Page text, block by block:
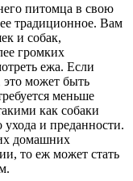
питомца в свою
традиционное. Вам
и собак,
громких
ежа. Если
может быть
меньше
как собаки
и преданности.
домашних
то еж может стать